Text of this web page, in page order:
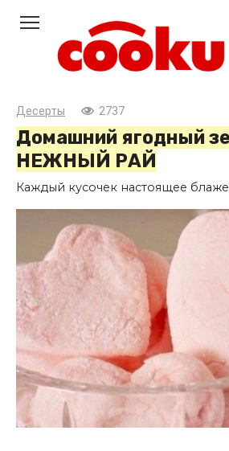
контенту
Десерты 2737
Домашний ягодный
НЕЖНЫЙ РАЙ
Каждый кусочек настоящее